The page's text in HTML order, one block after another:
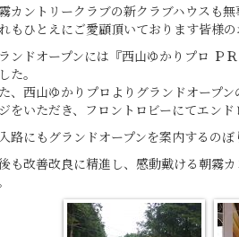
カントリークラブの新クラブハウスも
もひとえにご愛顧頂いております皆様
ンドオープンには『西山ゆかりプロ Ｐ
た。
、西山ゆかりプロよりグランドオープ
をいただき、フロントロビーにてエンド
路にもグランドオープンを案内するのぼ
も改善改良に精進し、感動戴ける朝霧